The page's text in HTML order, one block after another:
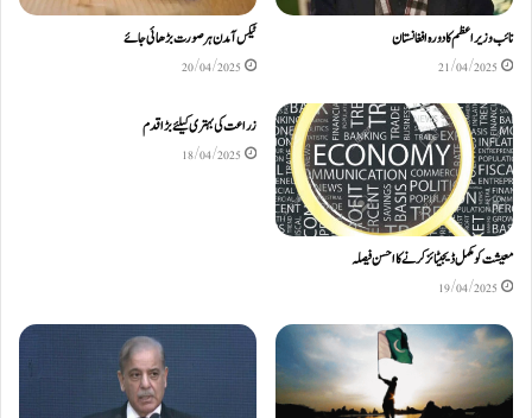
نائب وزیراعظم کا دورہ افغانستان
21/04/2025
ٹیکس آمدن ہر صورت بڑھائی جائے
20/04/2025
معیشت کو مکمل ڈیجیٹائز کرنے کا احسن فیصلہ
19/04/2025
زراعت کی بہتری کیلئے بڑا قدم
18/04/2025